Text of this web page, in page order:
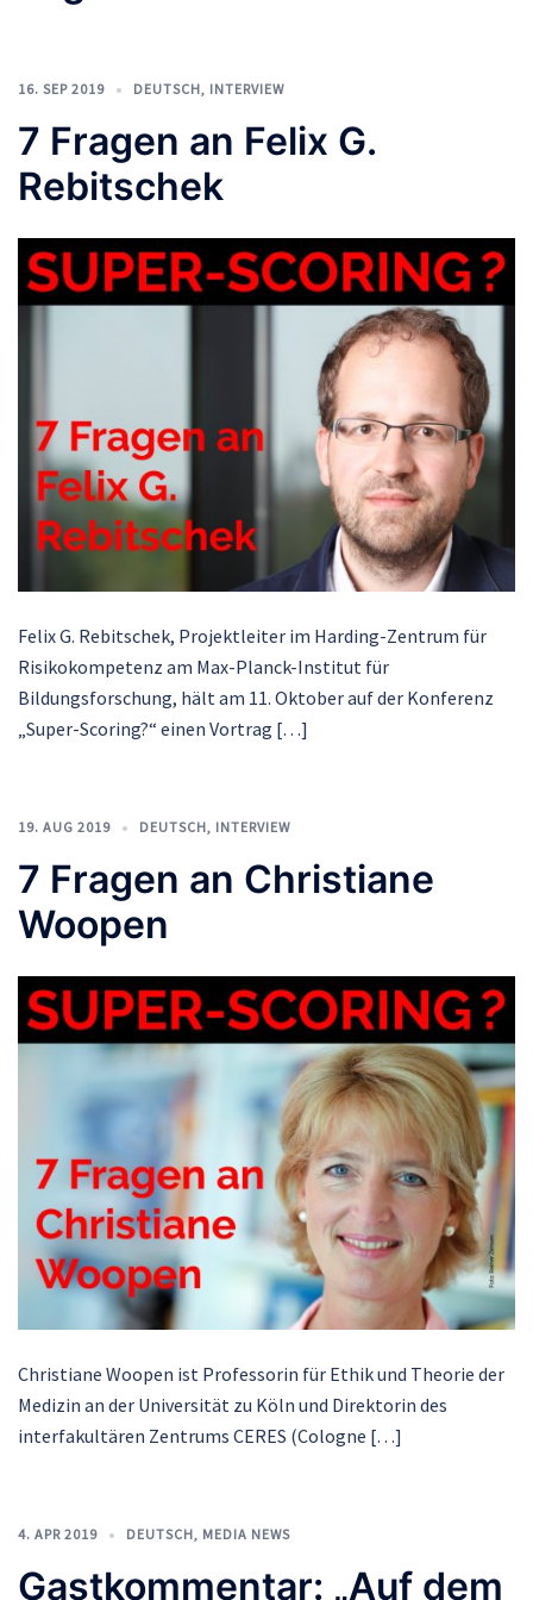
16. SEP 2019 DEUTSCH, INTERVIEW
7 Fragen an Felix G.
Rebitschek
Felix G. Rebitschek, Projektleiter im Harding-Zentrum für
Risikokompetenz am Max-Planck-Institut für
Bildungsforschung, hält am 11. Oktober auf der Konferenz
„Super-Scoring?“ einen Vortrag […]
19. AUG 2019 DEUTSCH, INTERVIEW
7 Fragen an Christiane
Woopen
Christiane Woopen ist Professorin für Ethik und Theorie der
Medizin an der Universität zu Köln und Direktorin des
interfakultären Zentrums CERES (Cologne […]
4. APR 2019 DEUTSCH, MEDIA NEWS
Gastkommentar: „Auf dem